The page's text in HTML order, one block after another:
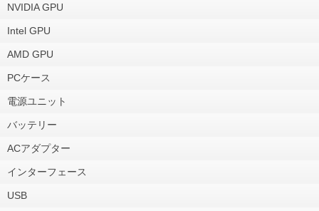
NVIDIA GPU
Intel GPU
AMD GPU
PCケース
電源ユニット
バッテリー
ACアダプター
インターフェース
USB